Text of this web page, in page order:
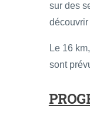
sur des
découvrir
Le 16
sont